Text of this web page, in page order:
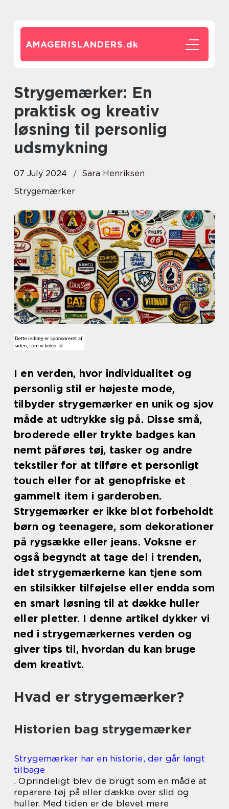
AMAGERISLANDERS.dk
Strygemærker: En
praktisk og kreativ
løsning til personlig
udsmykning
07 July 2024
Sara Henriksen
Strygemærker
I en verden, hvor individualitet og
personlig stil er højeste mode,
tilbyder strygemærker en unik og sjov
måde at udtrykke sig på. Disse små,
broderede eller trykte badges kan
nemt påføres tøj, tasker og andre
tekstiler for at tilføre et personligt
touch eller for at genopfriske et
gammelt item i garderoben.
Strygemærker er ikke blot forbeholdt
børn og teenagere, som dekorationer
på rygsække eller jeans. Voksne er
også begyndt at tage del i trenden,
idet strygemærkerne kan tjene som
en stilsikker tilføjelse eller endda som
en smart løsning til at dække huller
eller pletter. I denne artikel dykker vi
ned i strygemærkernes verden og
giver tips til, hvordan du kan bruge
dem kreativt.
Hvad er strygemærker?
Historien bag strygemærker
Strygemærker har en historie, der går langt
tilbage
. Oprindeligt blev de brugt som en måde at
reparere tøj på eller dække over slid og
huller. Med tiden er de blevet mere